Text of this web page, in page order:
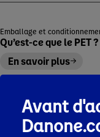
Emballage et
Qu’est-ce que le PET
En savoir plus
Avant